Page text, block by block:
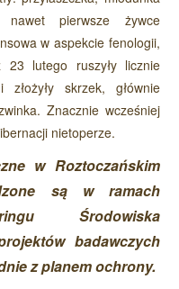
pierwsze żywce
w aspekcie fenologii,
23 lutego ruszyły licznie
skrzek, głównie
Znacznie wcześniej
nietoperze.
w Roztoczańskim
są w ramach
Środowiska
badawczych
z planem ochrony.